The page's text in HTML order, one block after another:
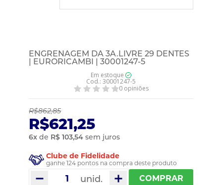
ENGRENAGEM DA 3A.LIVRE 29 DENTES
| EURORICAMBI | 30001247-5
Em estoque
Cod.: 30001247-5
0 opiniões
R$862,85
R$621,25
6x de R$ 103,54 sem juros
Clube de Fidelidade
ganhe 124 pontos na compra deste produto
unid. COMPRAR